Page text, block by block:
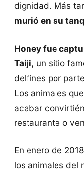
dignidad. Más
murió en su
Honey fue
Taiji, un sitio
delfines por
Los animales
acabar
restaurante o
En enero de
los animales del